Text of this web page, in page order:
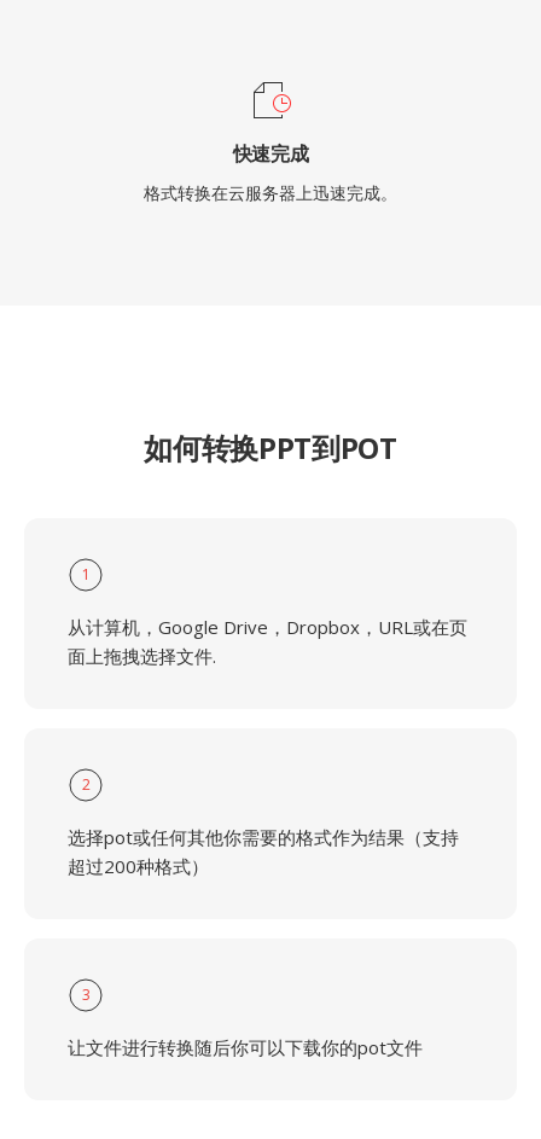
快速完成
格式转换在云服务器上迅速完成。
如何转换PPT到POT
1
从计算机，Google Drive，Dropbox，URL或在页
面上拖拽选择文件.
2
选择pot或任何其他你需要的格式作为结果（支持
超过200种格式）
3
让文件进行转换随后你可以下载你的pot文件